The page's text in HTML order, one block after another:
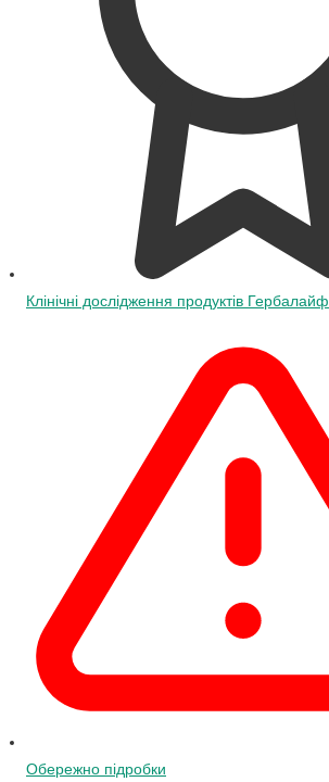
Клінічні дослідження продуктів Гербалайф
Обережно підробки